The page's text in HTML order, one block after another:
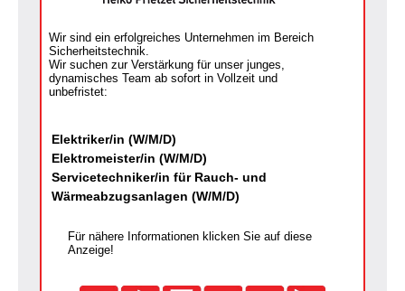
Wir sind ein erfolgreiches Unternehmen im Bereich
Sicherheitstechnik.
Wir suchen zur Verstärkung für unser junges,
dynamisches Team ab sofort in Vollzeit und
unbefristet:
Elektriker/in (W/M/D)
Elektromeister/in (W/M/D)
Servicetechniker/in für Rauch- und
Wärmeabzugsanlagen (W/M/D)
Für nähere Informationen klicken Sie auf diese
Anzeige!